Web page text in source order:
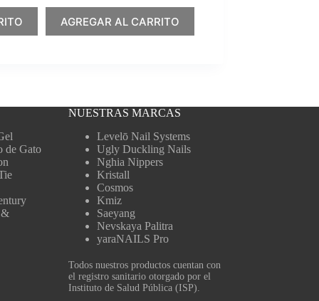
AGREGAR AL CARRITO
de Gato
&
NUESTRAS MARCAS
Levelō Nail Systems
Ugly Duckling Nails
Nghia Nippers
Kristall
Cosmos
Kmiz
Saeyang
Nevskaya Palitra
yaraNAILS Pro
Todos nuestros productos cuentan con
el registro sanitario otorgado por el
Instituto de Salud Pública (ISP).